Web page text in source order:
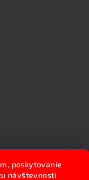
poskytovanie
návštevnosti